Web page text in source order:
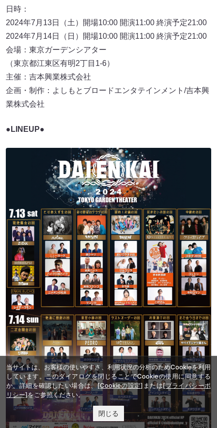
日時：
2024年7月13日（土）開場10:00 開演11:00 終演予定21:00
2024年7月14日（日）開場10:00 開演11:00 終演予定21:00
会場：東京ガーデンシアター
（東京都江東区有明2丁目1-6）
主催：吉本興業株式会社
企画・制作：よしもとブロードエンタテインメント/吉本興
業株式会社
●LINEUP●
当サイトは、お客様の使いやすさ、利用状況の分析のためCookieを利用
しています。このダイアログを閉じることでCookieの使用に同意する
か、詳細を確認したい場合は、[Cookieの設定] または[プライバシーポ
リシー]をご参照ください。
閉じる